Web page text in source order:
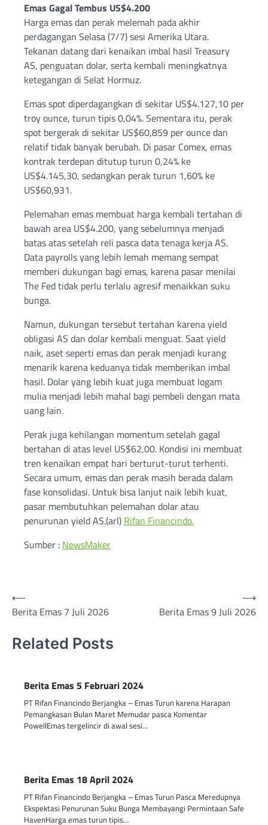
Emas Gagal Tembus US$4.200
Harga emas dan perak melemah pada akhir
perdagangan Selasa (7/7) sesi Amerika Utara.
Tekanan datang dari kenaikan imbal hasil Treasury
AS, penguatan dolar, serta kembali meningkatnya
ketegangan di Selat Hormuz.
Emas spot diperdagangkan di sekitar US$4.127,10 per
troy ounce, turun tipis 0,04%. Sementara itu, perak
spot bergerak di sekitar US$60,859 per ounce dan
relatif tidak banyak berubah. Di pasar Comex, emas
kontrak terdepan ditutup turun 0,24% ke
US$4.145,30, sedangkan perak turun 1,60% ke
US$60,931.
Pelemahan emas membuat harga kembali tertahan di
bawah area US$4.200, yang sebelumnya menjadi
batas atas setelah reli pasca data tenaga kerja AS.
Data payrolls yang lebih lemah memang sempat
memberi dukungan bagi emas, karena pasar menilai
The Fed tidak perlu terlalu agresif menaikkan suku
bunga.
Namun, dukungan tersebut tertahan karena yield
obligasi AS dan dolar kembali menguat. Saat yield
naik, aset seperti emas dan perak menjadi kurang
menarik karena keduanya tidak memberikan imbal
hasil. Dolar yang lebih kuat juga membuat logam
mulia menjadi lebih mahal bagi pembeli dengan mata
uang lain.
Perak juga kehilangan momentum setelah gagal
bertahan di atas level US$62,00. Kondisi ini membuat
tren kenaikan empat hari berturut-turut terhenti.
Secara umum, emas dan perak masih berada dalam
fase konsolidasi. Untuk bisa lanjut naik lebih kuat,
pasar membutuhkan pelemahan dolar atau
penurunan yield AS.(arl) Rifan Financindo.
Sumber : NewsMaker
Post
navigation
⟵
Berita Emas 7 Juli 2026
Berita Emas 9 Juli 2026
⟶
Related Posts
Berita Emas 5 Februari 2024
PT Rifan Financindo Berjangka – Emas Turun karena Harapan
Pemangkasan Bulan Maret Memudar pasca Komentar
PowellEmas tergelincir di awal sesi…
Berita Emas 18 April 2024
PT Rifan Financindo Berjangka – Emas Turun Pasca Meredupnya
Ekspektasi Penurunan Suku Bunga Membayangi Permintaan Safe
HavenHarga emas turun tipis…